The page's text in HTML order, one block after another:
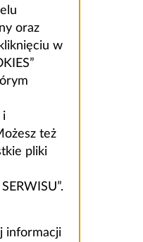
oraz
w
i
też
pliki
informacji